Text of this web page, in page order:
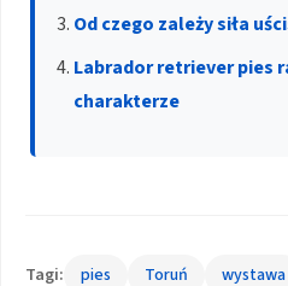
Od czego zależy siła
Labrador retriever pies
charakterze
Tagi: pies Toruń wystawa